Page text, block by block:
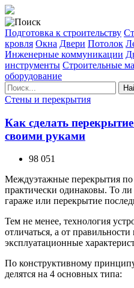
Подготовка к строительству
кровля Окна Двери Потолок
Инженерные коммуникации
инструменты Строительные
оборудование
Стены и перекрытия
Как сделать
своими руками
98 051
Междуэтажные перекрытия
практически одинаковы. То
гараже или перекрытие
Тем не менее, технология
отличаться, а от правильности
эксплуатационные
По конструктивному
делятся на 4 основных типа: